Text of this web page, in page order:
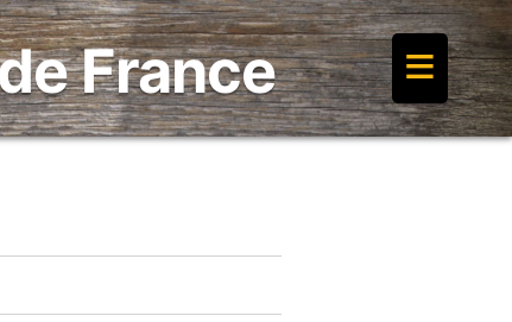
France ≡